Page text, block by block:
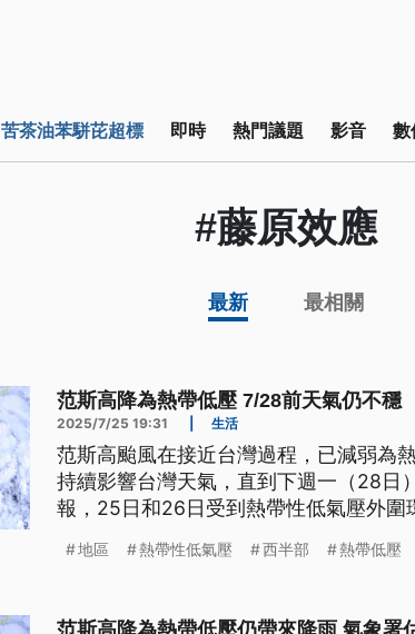
苦茶油苯駢芘超標 即時 熱門議題 影音 數
#藤原效應
最新 最相關
范斯高降為熱帶低壓 7/28前天氣仍不穩
2025/7/25 19:31 生活
范斯高颱風在接近台灣過程，已減弱為
持續影響台灣天氣，直到下週一（28日
報，25日和26日受到熱帶性低氣壓外圍
地區 熱帶性低氣壓 西半部 熱帶低壓
范斯高降為熱帶低壓仍帶來降雨 氣象署